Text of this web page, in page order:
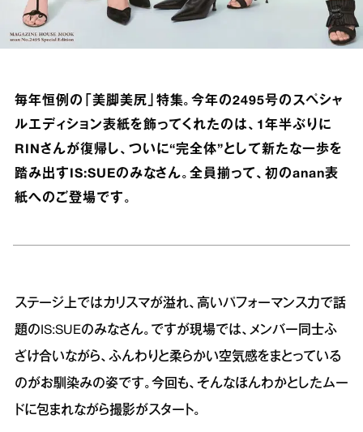
毎年恒例の「美脚美尻」特集。今年の2495号のスペシャ
ルエディション表紙を飾ってくれたのは、1年半ぶりに
RINさんが復帰し、ついに“完全体”として新たな一歩を
踏み出すIS:SUEのみなさん。全員揃って、初のanan表
紙へのご登場です。
ステージ上ではカリスマが溢れ、高いパフォーマンス力で話
題のIS:SUEのみなさん。ですが現場では、メンバー同士ふ
ざけ合いながら、ふんわりと柔らかい空気感をまとっている
のがお馴染みの姿です。今回も、そんなほんわかとしたムー
ドに包まれながら撮影がスタート。